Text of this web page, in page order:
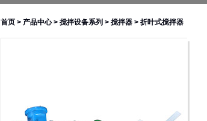
首页 > 产品中心> 搅拌设备系列 > 搅拌器 > 折叶式搅拌器